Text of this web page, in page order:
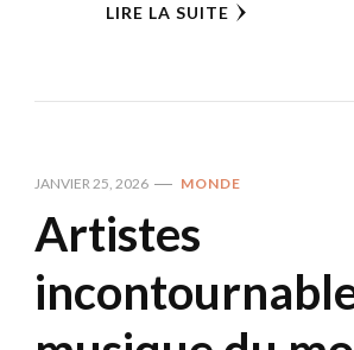
LIRE LA SUITE
JANVIER 25, 2026 MONDE
Artistes